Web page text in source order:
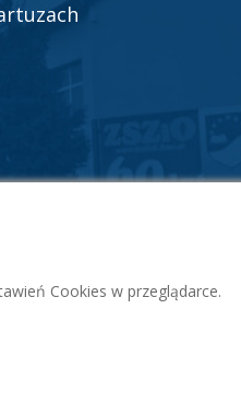
Cookies w przeglądarce.